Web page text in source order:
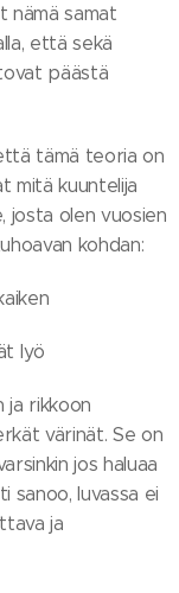
nämä samat
että sekä
päästä
tämä teoria on
mitä kuuntelija
olen vuosien
kohdan:
lyö
ja rikkoon
värinät. Se on
jos haluaa
sanoo, luvassa ei
ja